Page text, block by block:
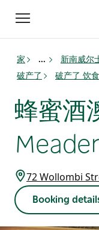
Toggle
navigation
家 ... 新南威尔
破产了
破产了 饮食
蜂蜜酒
72 Wollombi
Booking